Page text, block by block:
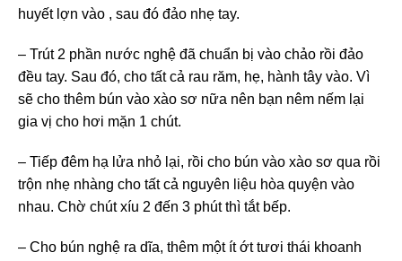
huyết lợn vào , sau đó đảo nhẹ tay.
– Trút 2 phần nước nghệ đã chuẩn bị vào chảo rồi đảo
đều tay. Sau đó, cho tất cả rau răm, hẹ, hành tây vào. Vì
sẽ cho thêm bún vào xào sơ nữa nên bạn nêm nếm lại
gia vị cho hơi mặn 1 chút.
– Tiếp đêm hạ lửa nhỏ lại, rồi cho bún vào xào sơ qua rồi
trộn nhẹ nhàng cho tất cả nguyên liệu hòa quyện vào
nhau. Chờ chút xíu 2 đến 3 phút thì tắt bếp.
– Cho bún nghệ ra dĩa, thêm một ít ớt tươi thái khoanh